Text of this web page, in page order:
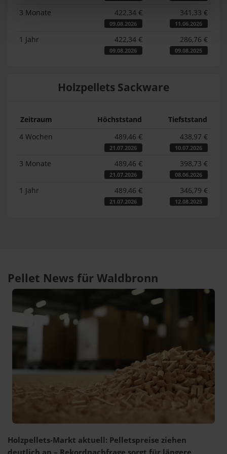
3 Monate 422,34 €
09.08.2026
341,33 €
11.06.2026
1 Jahr 422,34 €
09.08.2026
286,76 €
09.08.2025
Holzpellets Sackware
Zeitraum Höchststand
Tiefststand
4 Wochen
489,46 €
21.07.2026
438,97 €
10.07.2026
3 Monate 489,46 €
21.07.2026
398,73 €
08.06.2026
1 Jahr 489,46 €
21.07.2026
346,79 €
12.08.2025
Pellet News für Waldbronn
Holzpellets-Markt aktuell: Pelletspreise ziehen